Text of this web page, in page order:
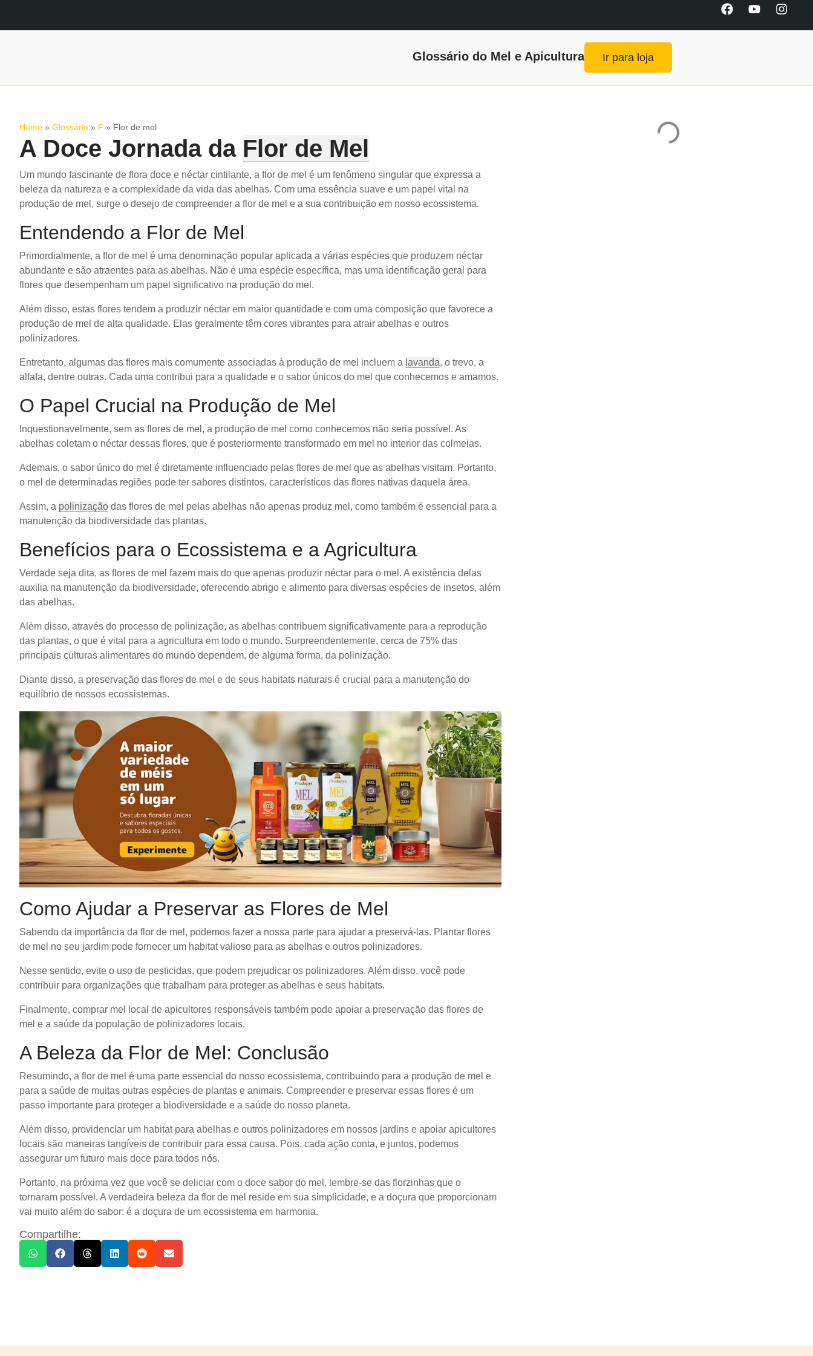
Glossário do Mel e Apicultura Ir para loja
Home » Glossário » F » Flor de mel
A Doce Jornada da Flor de Mel
Um mundo fascinante de flora doce e néctar cintilante, a flor de mel é um fenômeno singular que expressa a
beleza da natureza e a complexidade da vida das abelhas. Com uma essência suave e um papel vital na
produção de mel, surge o desejo de compreender a flor de mel e a sua contribuição em nosso ecossistema.
Entendendo a Flor de Mel
Primordialmente, a flor de mel é uma denominação popular aplicada a várias espécies que produzem néctar
abundante e são atraentes para as abelhas. Não é uma espécie específica, mas uma identificação geral para
flores que desempenham um papel significativo na produção do mel.
Além disso, estas flores tendem a produzir néctar em maior quantidade e com uma composição que favorece a
produção de mel de alta qualidade. Elas geralmente têm cores vibrantes para atrair abelhas e outros
polinizadores.
Entretanto, algumas das flores mais comumente associadas à produção de mel incluem a lavanda, o trevo, a
alfafa, dentre outras. Cada uma contribui para a qualidade e o sabor únicos do mel que conhecemos e amamos.
O Papel Crucial na Produção de Mel
Inquestionavelmente, sem as flores de mel, a produção de mel como conhecemos não seria possível. As
abelhas coletam o néctar dessas flores, que é posteriormente transformado em mel no interior das colmeias.
Ademais, o sabor único do mel é diretamente influenciado pelas flores de mel que as abelhas visitam. Portanto,
o mel de determinadas regiões pode ter sabores distintos, característicos das flores nativas daquela área.
Assim, a polinização das flores de mel pelas abelhas não apenas produz mel, como também é essencial para a
manutenção da biodiversidade das plantas.
Benefícios para o Ecossistema e a Agricultura
Verdade seja dita, as flores de mel fazem mais do que apenas produzir néctar para o mel. A existência delas
auxilia na manutenção da biodiversidade, oferecendo abrigo e alimento para diversas espécies de insetos, além
das abelhas.
Além disso, através do processo de polinização, as abelhas contribuem significativamente para a reprodução
das plantas, o que é vital para a agricultura em todo o mundo. Surpreendentemente, cerca de 75% das
principais culturas alimentares do mundo dependem, de alguma forma, da polinização.
Diante disso, a preservação das flores de mel e de seus habitats naturais é crucial para a manutenção do
equilíbrio de nossos ecossistemas.
Como Ajudar a Preservar as Flores de Mel
Sabendo da importância da flor de mel, podemos fazer a nossa parte para ajudar a preservá-las. Plantar flores
de mel no seu jardim pode fornecer um habitat valioso para as abelhas e outros polinizadores.
Nesse sentido, evite o uso de pesticidas, que podem prejudicar os polinizadores. Além disso, você pode
contribuir para organizações que trabalham para proteger as abelhas e seus habitats.
Finalmente, comprar mel local de apicultores responsáveis ​​também pode apoiar a preservação das flores de
mel e a saúde da população de polinizadores locais.
A Beleza da Flor de Mel: Conclusão
Resumindo, a flor de mel é uma parte essencial do nosso ecossistema, contribuindo para a produção de mel e
para a saúde de muitas outras espécies de plantas e animais. Compreender e preservar essas flores é um
passo importante para proteger a biodiversidade e a saúde do nosso planeta.
Além disso, providenciar um habitat para abelhas e outros polinizadores em nossos jardins e apoiar apicultores
locais são maneiras tangíveis de contribuir para essa causa. Pois, cada ação conta, e juntos, podemos
assegurar um futuro mais doce para todos nós.
Portanto, na próxima vez que você se deliciar com o doce sabor do mel, lembre-se das florzinhas que o
tornaram possível. A verdadeira beleza da flor de mel reside em sua simplicidade, e a doçura que proporcionam
vai muito além do sabor: é a doçura de um ecossistema em harmonia.
Compartilhe: